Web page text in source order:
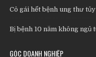
Cô gái hết bệnh ung thư
Bị bệnh 10 năm không
GÓC DOANH NGHIỆP